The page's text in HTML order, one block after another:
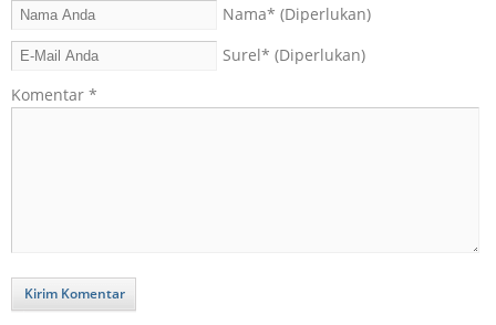
Nama* (Diperlukan)
Surel* (Diperlukan)
Komentar *
Kirim Komentar